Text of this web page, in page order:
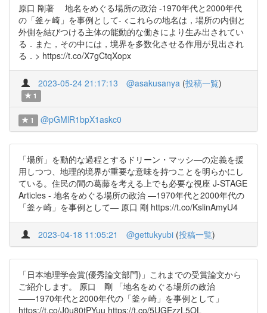
原口 剛著 地名をめぐる場所の政治 -1970年代と2000年代
の「釜ヶ崎」を事例として- <これらの地名は，場所の内側と
外側を結びつける主体の能動的な働きにより生み出されてい
る．また，その中には，境界を多数化させる作用が見出され
る．> https://t.co/X7gCtqXopx
2023-05-24 21:17:13 @asakusanya (投稿一覧)
1
1 @pGMlR1bpX1askc0
「場所」を動的な過程とするドリーン・マッシ―の定義を援
用しつつ、地理的境界が重要な意味を持つことを明らかにし
ている。住民の間の葛藤を考える上でも必要な視座 J-STAGE
Articles - 地名をめぐる場所の政治 —1970年代と2000年代の
「釜ヶ崎」を事例として— 原口 剛 https://t.co/KslinAmyU4
2023-04-18 11:05:21 @gettukyubi (投稿一覧)
「日本地理学会賞(優秀論文部門)」これまでの受賞論文から
ご紹介します。 原口 剛 「地名をめぐる場所の政治
――1970年代と2000年代の「釜ヶ崎」を事例として」
https://t.co/J0u80tPYuu https://t.co/5UGEzzL5OL